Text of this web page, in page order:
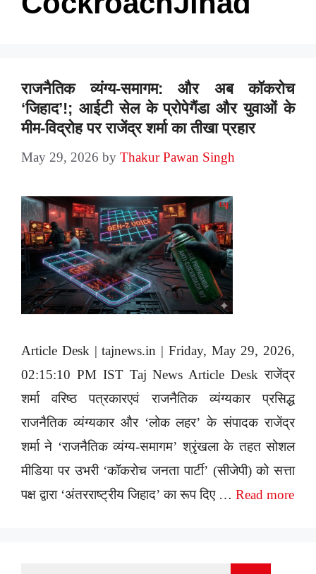
राजनैतिक व्यंग्य-समागम: और अब कॉकरोच
‘जिहाद’!; आईटी सेल के प्रोपेगैंडा और युवाओं के
मीम-विद्रोह पर राजेंद्र शर्मा का तीखा प्रहार
May 29, 2026 by Thakur Pawan Singh
Article Desk | tajnews.in | Friday, May 29, 2026,
02:15:10 PM IST Taj News Article Desk राजेंद्र
शर्मा वरिष्ठ पत्रकारएवं राजनैतिक व्यंग्यकार प्रसिद्ध
राजनैतिक व्यंग्यकार और ‘लोक लहर’ के संपादक राजेंद्र
शर्मा ने ‘राजनैतिक व्यंग्य-समागम’ श्रृंखला के तहत सोशल
मीडिया पर उभरी ‘कॉकरोच जनता पार्टी’ (सीजेपी) को सत्ता
पक्ष द्वारा ‘अंतरराष्ट्रीय जिहाद’ का रूप दिए … Read more